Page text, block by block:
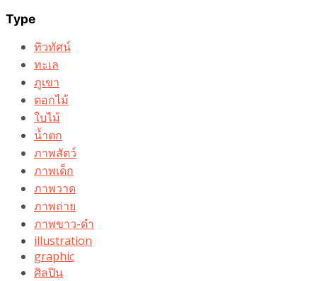
Type
ทิวทัศน์
ทะเล
ภูเขา
ดอกไม้
ใบไม้
น้ำตก
ภาพสัตว์
ภาพเด็ก
ภาพวาด
ภาพถ่าย
ภาพขาว-ดำ
illustration
graphic
ศิลปิน